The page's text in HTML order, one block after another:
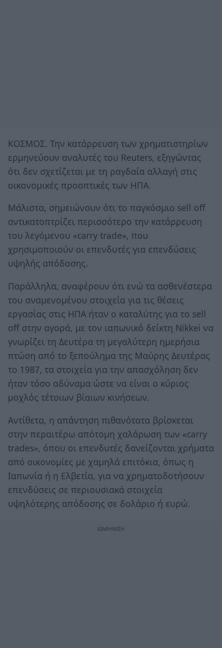
ΚΟΣΜΟΣ. Την κατάρρευση των χρηματιστηρίων
ερμηνεύουν αναλυτές του Reuters, εξηγώντας
ότι δεν σχετίζεται με τη ραγδαία αλλαγή στις
οικονομικές προοπτικές των ΗΠΑ.
Μάλιστα, σημειώνουν ότι το παγκόσμιο sell off
αντικατοπτρίζει περισσότερο την κατάρρευση
του λεγόμενου «carry trade», που
χρησιμοποιούν οι επενδυτές για επενδύσεις
υψηλής απόδοσης.
Παράλληλα, αναφέρουν ότι ενώ τα ασθενέστερα
του αναμενομένου στοιχεία για τις θέσεις
εργασίας στις ΗΠΑ ήταν ο καταλύτης για το sell
off στην αγορά, με τον ιαπωνικό δείκτη Nikkei να
γνωρίζει τη Δευτέρα τη μεγαλύτερη ημερήσια
πτώση από το ξεπούλημα της Μαύρης Δευτέρας
το 1987, τα στοιχεία για την απασχόληση δεν
ήταν τόσο αδύναμα ώστε να είναι ο κύριος
μοχλός τέτοιων βίαιων κινήσεων.
Αντίθετα, η απάντηση πιθανότατα βρίσκεται
στην περαιτέρω απότομη χαλάρωση των «carry
trades», όπου οι επενδυτές δανείζονται χρήματα
από οικονομίες με χαμηλά επιτόκια, όπως η
Ιαπωνία ή η Ελβετία, για να χρηματοδοτήσουν
επενδύσεις σε περιουσιακά στοιχεία
υψηλότερης απόδοσης σε δολάριο ή ευρώ.